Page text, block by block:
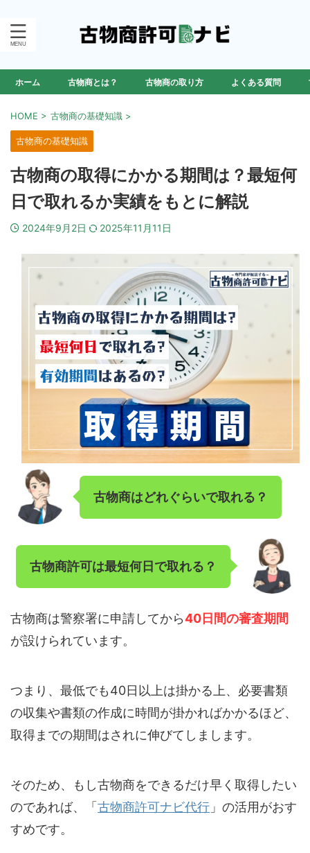
ホーム 古物商とは？ 古物商の取り方 よくある質問
HOME > 古物商の基礎知識 >
古物商の基礎知識
古物商の取得にかかる期間は？最短何
日で取れるか実績をもとに解説
2024年9月2日 2025年11月11日
古物商はどれぐらいで取れる？
古物商許可は最短何日で取れる？
古物商は警察署に申請してから40日間の審査期間
が設けられています。
つまり、最低でも40日以上は掛かる上、必要書類
の収集や書類の作成に時間が掛かればかかるほど、
取得までの期間はされに伸びてしまします。
そのため、もし古物商をできるだけ早く取得したい
のであれば、「 古物商許可ナビ代行 」の活用がおす
すめです。